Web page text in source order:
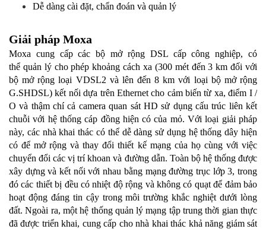
Dễ dàng cài đặt, chẩn đoán và quản lý
Giải pháp Moxa
Moxa cung cấp các bộ mở rộng DSL cấp công nghiệp, có
thể quản lý cho phép khoảng cách xa (300 mét đến 3 km đối với
bộ mở rộng loại VDSL2 và lên đến 8 km với loại bộ mở rộng
G.SHDSL) kết nối dựa trên Ethernet cho cảm biến từ xa, điểm I /
O và thậm chí cả camera quan sát HD sử dụng cấu trúc liên kết
chuỗi với hệ thống cáp đồng hiện có của mỏ. Với loại giải pháp
này, các nhà khai thác có thể dễ dàng sử dụng hệ thống dây hiện
có để mở rộng và thay đổi thiết kế mạng của họ cùng với việc
chuyển đổi các vị trí khoan và đường dẫn. Toàn bộ hệ thống được
xây dựng và kết nối với nhau bằng mạng đường trục lớp 3, trong
đó các thiết bị đều có nhiệt độ rộng và không có quạt để đảm bảo
hoạt động đáng tin cậy trong môi trường khắc nghiệt dưới lòng
đất. Ngoài ra, một hệ thống quản lý mạng tập trung thời gian thực
đã được triển khai, cung cấp cho nhà khai thác khả năng giám sát